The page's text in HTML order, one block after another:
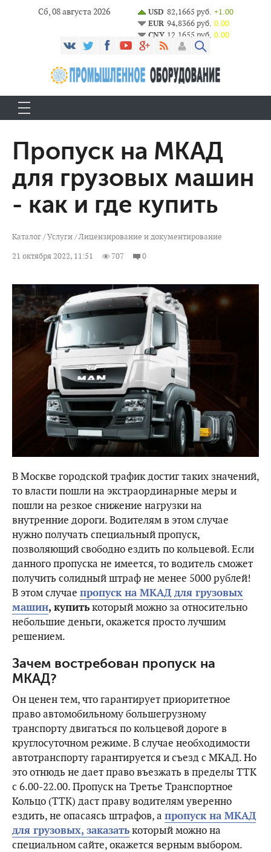
Сб, 08 августа 2026 USD 82,1665 руб. +1.00
EUR 94,8366 руб. 0.00
CNY 12,1655 руб. 0.00
Пропуск на МКАД
для грузовых машин
- как и где купить
Каталог/Услуги/Лицензирование и документирование
21 октября 2022, 11:51
707 0
В Москве городской трафик достиг таких значений,
то власти пошли на экстраординарные меры и
пошли на резкое снижение нагрузки на
внутренние дороги. Водителям в этом случае
нужно получать специальный пропуск,
позволяющий свободно ездить по кольцевой. Если
данного пропуска не имеется, то водитель сможет
получить солидный штраф не менее 5000 рублей!
В этом случае пропуск на МКАД для грузовых
машин, купитькоторый можно за относительно
небольшие деньги, окажется просто лучшим
решением.
Зачем востребован пропуск на
МКАД?
Он ценен тем, что гарантирует приоритетное
право автомобильному большегрузному
транспорту двигаться по кольцевой дороге в
круглосуточном режиме. В случае необходимости
автотранспорту гарантируется и съезд с МКАД. Но
это отнюдь не дает право въезжать в пределы ТТК
с 6.00-22.00. Пропуск на Третье Транспортное
Кольцо (ТТК) даст праву водителям уверенно
ездить, не опасаясь штрафов, а пропуск на МКАД
для грузовых, заказатькоторый можно на
специальном сайте, окажется верным выбором.